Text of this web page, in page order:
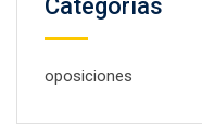
Categorías
oposiciones